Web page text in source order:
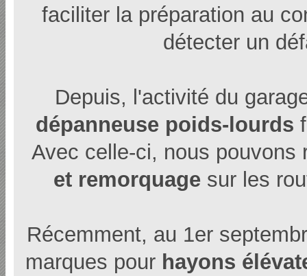
faciliter la préparation au
détecter un
Depuis, l'activité du
dépanneuse poids-lourds
Avec celle-ci, nous
et remorquage sur les
Récemment, au 1er
marques pour hayons